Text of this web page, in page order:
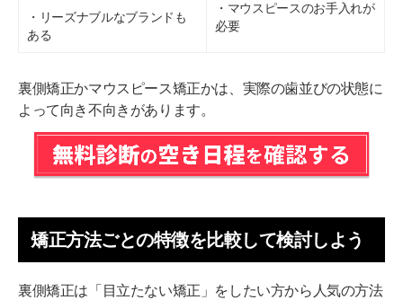
・リーズナブルなブランドも
ある
・マウスピースのお手入れが
必要
裏側矯正かマウスピース矯正かは、実際の歯並びの状態に
よって向き不向きがあります。
矯正方法ごとの特徴を比較して検討しよう
裏側矯正は「目立たない矯正」をしたい方から人気の方法